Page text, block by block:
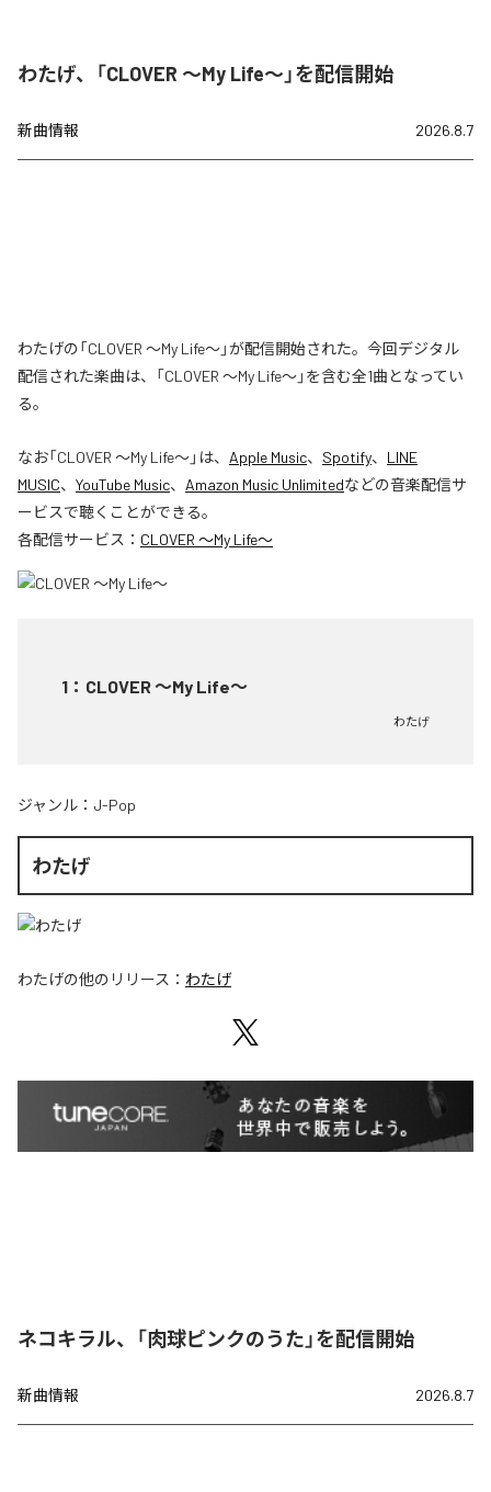
わたげ、「CLOVER ～My Life～」を配信開始
新曲情報 2026.8.7
わたげの「CLOVER ～My Life～」が配信開始された。今回デジタル
配信された楽曲は、「CLOVER ～My Life～」を含む全1曲となってい
る。
なお「CLOVER ～My Life～」は、 Apple Music、 Spotify、 LINE
MUSIC、 YouTube Music、 Amazon Music Unlimitedなどの音楽配信サ
ービスで聴くことができる。
各配信サービス： CLOVER ～My Life～
1 ： CLOVER ～My Life～
わたげ
ジャンル： J-Pop
わたげ
わたげの他のリリース： わたげ
ネコキラル、「肉球ピンクのうた」を配信開始
新曲情報 2026.8.7